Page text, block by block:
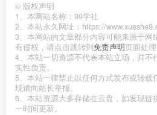
© 版权声明
1、本网站名称：99学社
2、本站永久网址：https://
3、本网站的文章部分内容可能来源于网
有侵权，请点击跳转到免责声明页面处理
4、本站一切资源不代表本站立场，并不
实性负责。
5、本站一律禁止以任何方式发布或转
现请向站长举报。
6、本站资源大多存储在云盘，如发现链
一时间更新。